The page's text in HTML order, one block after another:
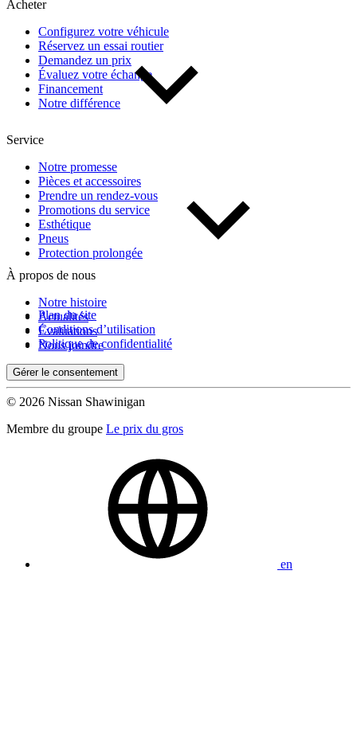
Acheter
Configurez votre véhicule
Réservez un essai routier
Demandez un prix
Évaluez votre échange
Financement
Notre différence
Service
Notre promesse
Pièces et accessoires
Prendre un rendez-vous
Promotions du service
Esthétique
Pneus
Protection prolongée
À propos de nous
Notre histoire
Actualités
Évaluations
Nous joindre
Plan du site
Conditions d’utilisation
Politique de confidentialité
Gérer le consentement
© 2026 Nissan Shawinigan
Membre du groupe Le prix du gros
en